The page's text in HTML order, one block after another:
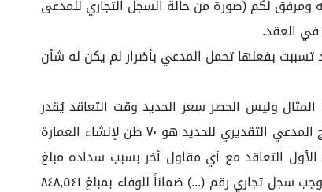
ومرفق لكم (صورة من حالة السجل التجاري للمدعى
تسببت بفعلها تحمل المدعي بأضرار لم يكن له شأن
المثال وليس الحصر سعر الحديد وقت التعاقد يُقدر
حينها بمبلغ (٢,٧٠٠) ألف ريال سعودي للطن الواحد واليوم يُقدر سعره بمبلغ (٣,٣٠٠) ألف ريال سعودي للطن الواحد، مع العلم باحتياج المدعي التقديري للحديد هو ٧٠ طن لإنشاء العمارة
التعاقد مع أي مقاول أخر بسبب سداده مبلغ
الدُفعة الأولى المتفق عليها والتزامه بالعقد. نفيد فضيلتكم بأن المدعي قام برهن الأرض لصالح شركة (.....) شركة شخص واحد بموجب سجل تجاري رقم (...) ضماناً للوفاء بمبلغ ٨٤٨,٥٤١